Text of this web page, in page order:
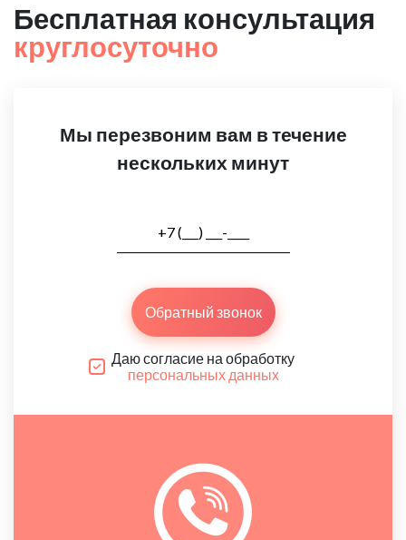
Бесплатная консультация
круглосуточно
Мы перезвоним вам в течение
нескольких минут
Обратный звонок
Даю согласие на обработку
персональных данных